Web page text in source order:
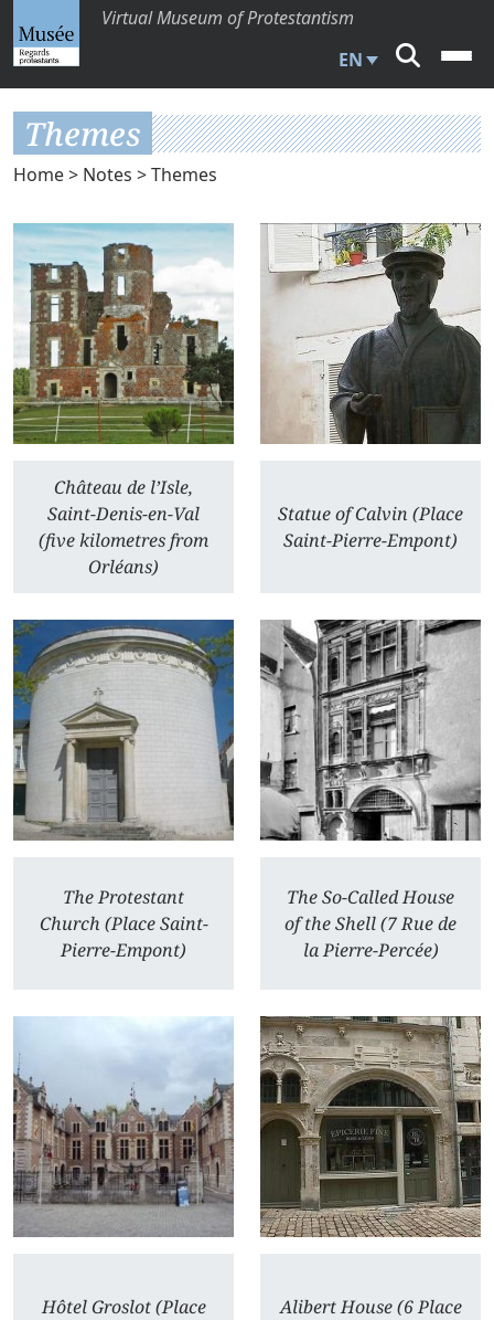
Virtual Museum of Protestantism
EN
Themes
Home> Notes > Themes
Château de l’Isle,
Saint-Denis-en-Val
(five kilometres from
Orléans)
Statue of Calvin (Place
Saint-Pierre-Empont)
The Protestant
Church (Place Saint-
Pierre-Empont)
The So-Called House
of the Shell (7 Rue de
la Pierre-Percée)
Hôtel Groslot (Place
Alibert House (6 Place